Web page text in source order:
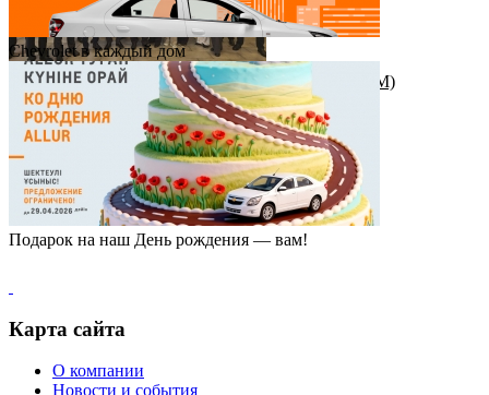
Награда от штаб-квартиры Great Wall Motor (GWM)
Chevrolet в каждый дом
Подарок на наш День рождения — вам!
Карта сайта
О компании
Новости и события